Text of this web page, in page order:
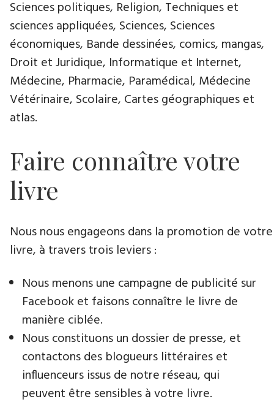
Sciences politiques, Religion, Techniques et
sciences appliquées, Sciences, Sciences
économiques, Bande dessinées, comics, mangas,
Droit et Juridique, Informatique et Internet,
Médecine, Pharmacie, Paramédical, Médecine
Vétérinaire, Scolaire, Cartes géographiques et
atlas.
Faire connaître votre
livre
Nous nous engageons dans la promotion de votre
livre​, à travers trois leviers :
Nous menons une campagne de publicité sur
Facebook et faisons connaître le livre de
manière ciblée.
Nous constituons un dossier de presse, et
contactons des blogueurs littéraires et
influenceurs issus de notre réseau, qui
peuvent être sensibles à votre livre.